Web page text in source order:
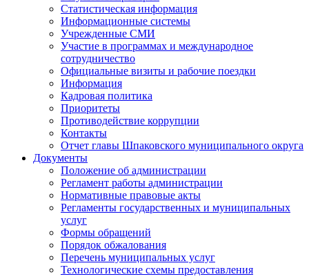
Статистическая информация
Информационные системы
Учрежденные СМИ
Участие в программах и международное
сотрудничество
Официальные визиты и рабочие поездки
Информация
Кадровая политика
Приоритеты
Противодействие коррупции
Контакты
Отчет главы Шпаковского муниципального округа
Документы
Положение об администрации
Регламент работы администрации
Нормативные правовые акты
Регламенты государственных и муниципальных
услуг
Формы обращений
Порядок обжалования
Перечень муниципальных услуг
Технологические схемы предоставления